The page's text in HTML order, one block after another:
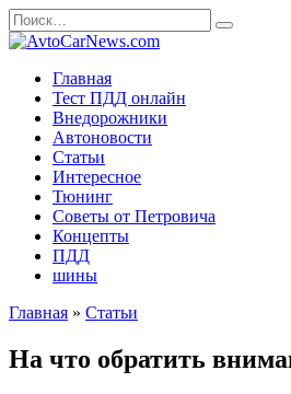
Перейти
к
Search
for:
Главная
Тест ПДД онлайн
Внедорожники
Автоновости
Статьи
Интересное
Тюнинг
Советы от Петровича
Концепты
ПДД
шины
Главная » Статьи
На что обратить